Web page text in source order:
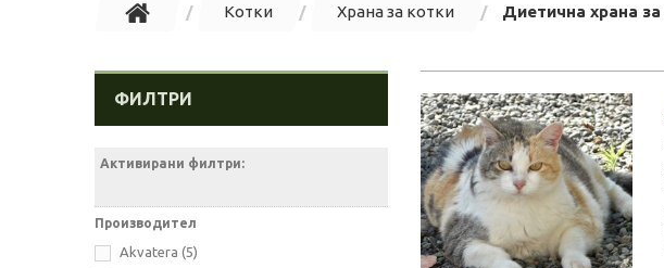
Котки Храна за котки Диетична храна
ФИЛТРИ
Активирани филтри:
Производител
Akvatera (5)